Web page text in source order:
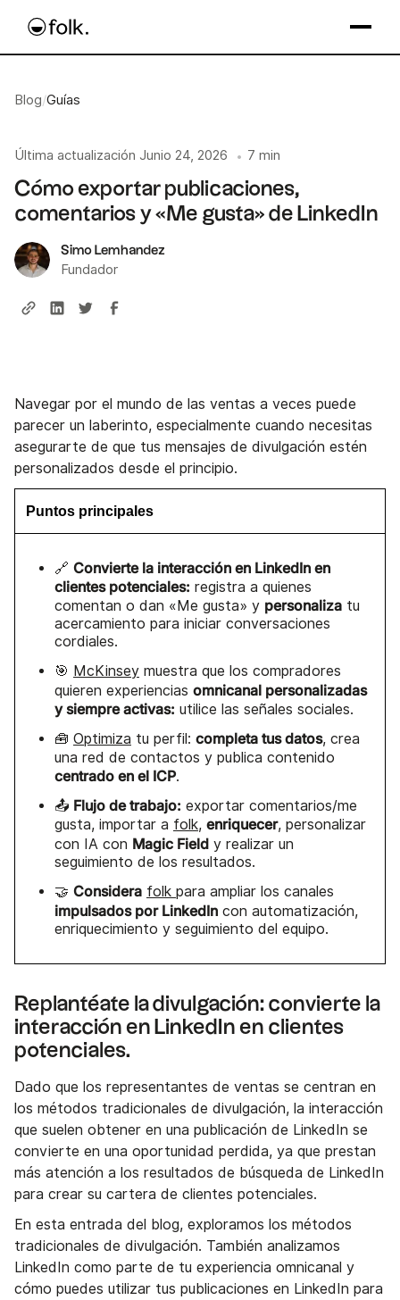
Blog/Guías
Última actualización Junio 24, 2026 • 7 min
Cómo exportar publicaciones,
comentarios y «Me gusta» de LinkedIn
Simo Lemhandez
Fundador
Navegar por el mundo de las ventas a veces puede
parecer un laberinto, especialmente cuando necesitas
asegurarte de que tus mensajes de divulgación estén
personalizados desde el principio.
Puntos principales
🔗 Convierte la interacción en LinkedIn en
clientes potenciales: registra a quienes
comentan o dan «Me gusta» y personaliza tu
acercamiento para iniciar conversaciones
cordiales.
🎯 McKinsey muestra que los compradores
quieren experiencias omnicanal personalizadas
y siempre activas: utilice las señales sociales.
🧰 Optimiza tu perfil: completa tus datos, crea
una red de contactos y publica contenido
centrado en el ICP.
📤 Flujo de trabajo: exportar comentarios/me
gusta, importar a folk, enriquecer, personalizar
con IA con Magic Field y realizar un
seguimiento de los resultados.
🤝 Considera folk para ampliar los canales
impulsados por LinkedIn con automatización,
enriquecimiento y seguimiento del equipo.
Replantéate la divulgación: convierte la
interacción en LinkedIn en clientes
potenciales.
Dado que los representantes de ventas se centran en
los métodos tradicionales de divulgación, la interacción
que suelen obtener en una publicación de LinkedIn se
convierte en una oportunidad perdida, ya que prestan
más atención a los resultados de búsqueda de LinkedIn
para crear su cartera de clientes potenciales.
En esta entrada del blog, exploramos los métodos
tradicionales de divulgación. También analizamos
LinkedIn como parte de tu experiencia omnicanal y
cómo puedes utilizar tus publicaciones en LinkedIn para